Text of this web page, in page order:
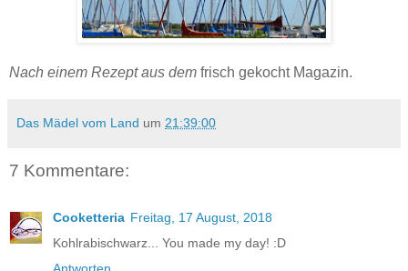
Nach einem Rezept aus dem frisch gekocht Magazin.
Das Mädel vom Land um 21:39:00
7 Kommentare:
Cooketteria Freitag, 17 August, 2018
Kohlrabischwarz... You made my day! :D